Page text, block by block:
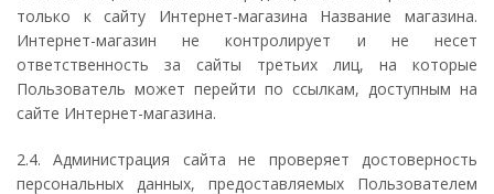
только к сайту Интернет-магазина Название магазина.
Интернет-магазин не контролирует и не несет
ответственность за сайты третьих лиц, на которые
Пользователь может перейти по ссылкам, доступным на
сайте Интернет-магазина.
2.4. Администрация сайта не проверяет достоверность
персональных данных, предоставляемых Пользователем